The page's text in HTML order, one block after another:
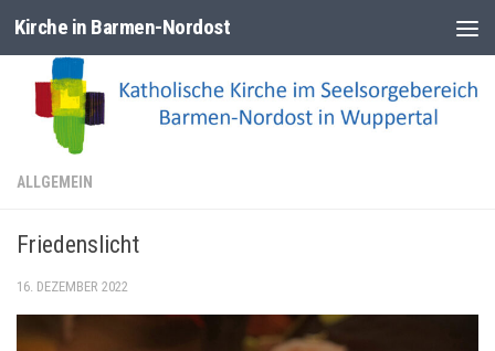
Zum Inhalt springen
Kirche in Barmen-Nordost
ALLGEMEIN
Friedenslicht
16. DEZEMBER 2022